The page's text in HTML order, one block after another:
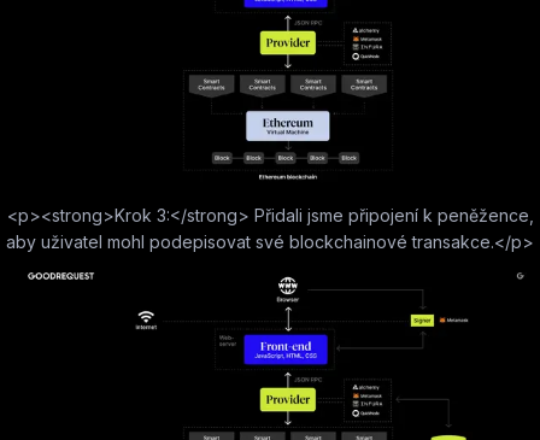
<p><strong>Krok 3:</strong> Přidali jsme připojení k peněžence,
aby uživatel mohl podepisovat své blockchainové transakce.</p>